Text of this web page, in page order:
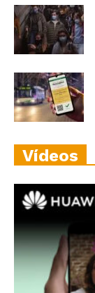
Vídeos